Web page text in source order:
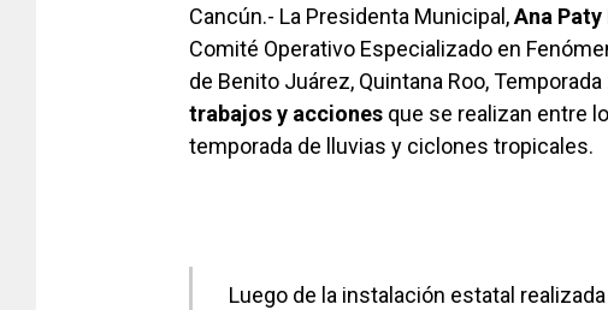
Cancún.- La Presidenta Municipal,Ana
Comité Operativo Especializado en
de Benito Juárez, Quintana Roo, Temporada
trabajos y acciones que se realizan entre
temporada de lluvias y ciclones tropicales.
Luego de la instalación estatal